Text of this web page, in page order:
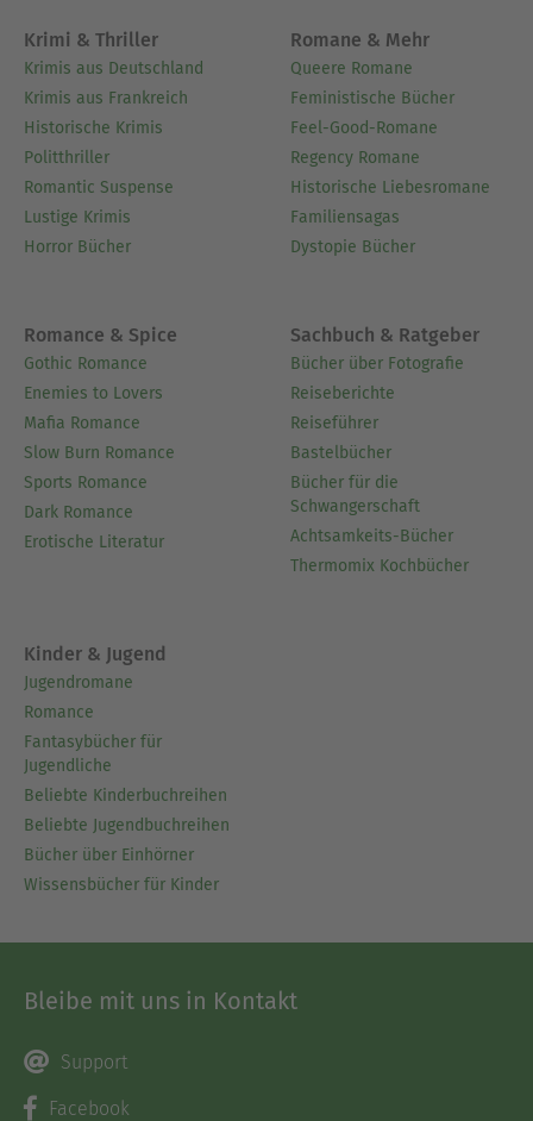
Krimi & Thriller
Krimis aus Deutschland
Krimis aus Frankreich
Historische Krimis
Politthriller
Romantic Suspense
Lustige Krimis
Horror Bücher
Romane & Mehr
Queere Romane
Feministische Bücher
Feel-Good-Romane
Regency Romane
Historische Liebesromane
Familiensagas
Dystopie Bücher
Romance & Spice
Gothic Romance
Enemies to Lovers
Mafia Romance
Slow Burn Romance
Sports Romance
Dark Romance
Erotische Literatur
Sachbuch & Ratgeber
Bücher über Fotografie
Reiseberichte
Reiseführer
Bastelbücher
Bücher für die
Schwangerschaft
Achtsamkeits-Bücher
Thermomix Kochbücher
Kinder & Jugend
Jugendromane
Romance
Fantasybücher für
Jugendliche
Beliebte Kinderbuchreihen
Beliebte Jugendbuchreihen
Bücher über Einhörner
Wissensbücher für Kinder
Bleibe mit uns in Kontakt
Support
Facebook